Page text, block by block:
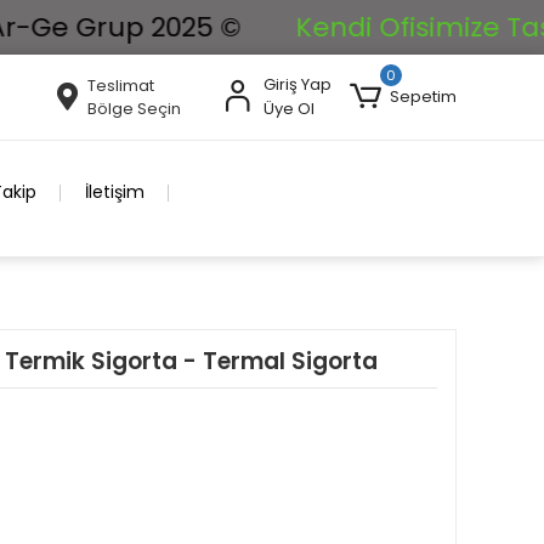
2025 © Kendi Ofisimize
Teslimat
Bölge Seçin
Giriş Yap
Üye Ol
0
Sepetim
İletişim
Sigorta - Termal Sigorta